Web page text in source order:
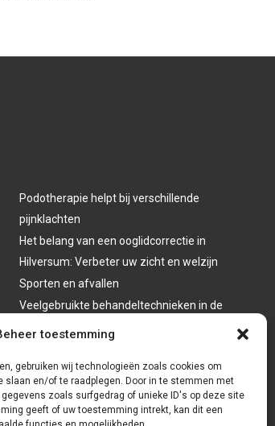
toestemming
gebruiken wij technologieën zoals cookies om
slaan en/of te raadplegen. Door in te stemmen met
zoals surfgedrag of unieke ID's op deze site
geeft of uw toestemming intrekt, kan dit een
Podotherapie helpt bij verschillende
pijnklachten
Het belang van een ooglidcorrectie in
Hilversum: Verbeter uw zicht en welzijn
Sporten en afvallen
Veelgebruikte behandeltechnieken in de